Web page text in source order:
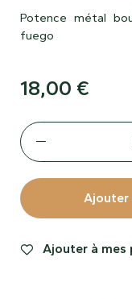
Potence métal
fuego
18,00 €
Ajouter
Ajouter à mes